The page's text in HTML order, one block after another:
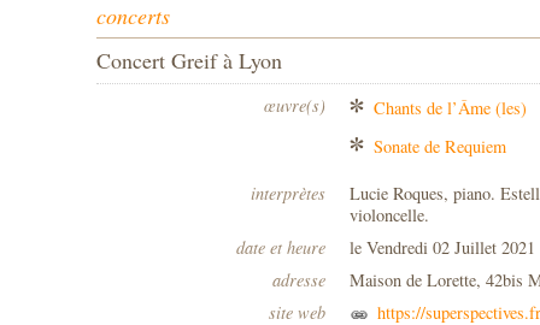
concerts
Concert Greif à Lyon
œuvre(s)
Chants de l’Âme (les)
Sonate de Requiem
interprètes
Lucie Roques, piano.
violoncelle.
date et heure
le Vendredi 02 Juillet 2021
adresse
Maison de Lorette, 42bis
site web
https://